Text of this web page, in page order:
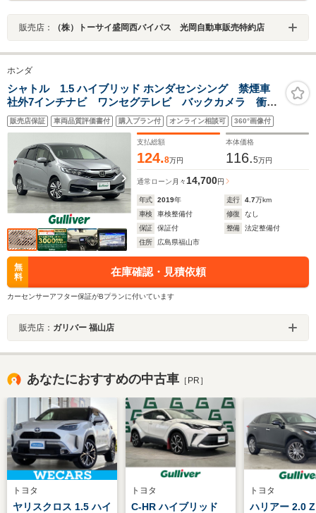
販売店： （株）トーサイ盛岡西バイパス 光岡自動車販売特約店
ホンダ
シャトル 1.5 ハイブリッド ホンダセンシング 禁煙車
社外7インチナビ ワンセグテレビ バックカメラ 衝突
軽減システム 踏み間違い防止装置 レーダークルーズ
コントロール レーンキープアシスト 横滑り防止装
置 前方ドライブレコーダー オートライト
販売店保証 車両品質評価書付 購入プラン付 オンライン相談可 360°画像付
支払総額
124.8万円
本体価格
116.5万円
通常ローン 月々 14,700円
年式 2019年 走行 4.7万km
車検
車検整備付 修復
なし
保証
保証付 整備
法定整備付
住所
広島県福山市
無
料
在庫確認・見積依頼
カーセンサーアフター保証がBプランに付いています
販売店： ガリバー 福山店
あなたにおすすめの中古車 ［PR］
トヨタ
ヤリスクロス 1.5 ハイ
トヨタ
C-HR ハイブリッド
トヨタ
ハリアー 2.0